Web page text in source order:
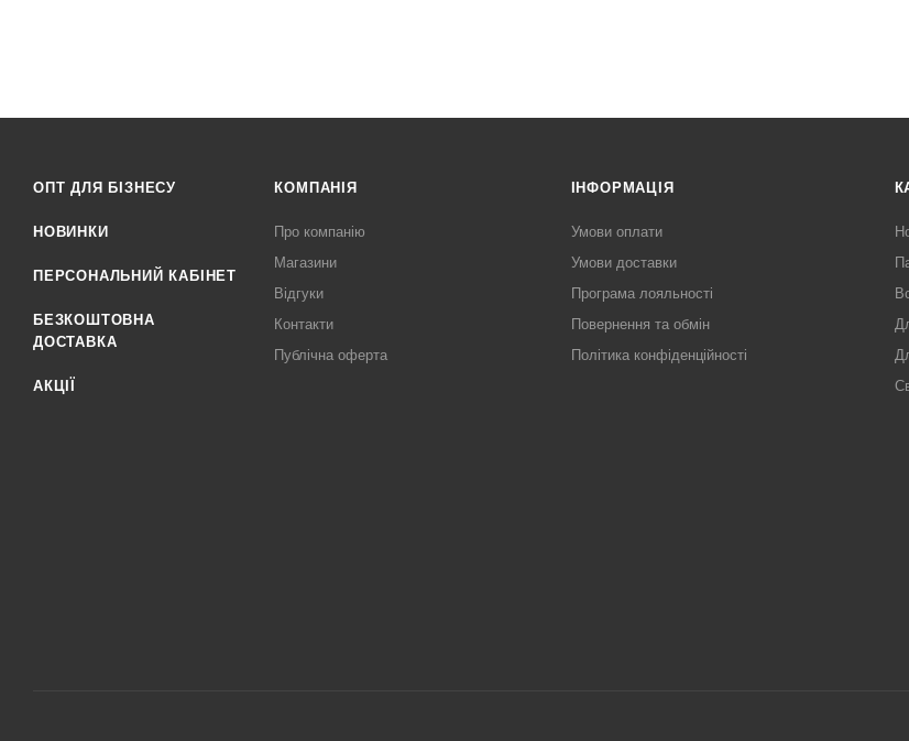
ОПТ ДЛЯ БІЗНЕСУ
НОВИНКИ
ПЕРСОНАЛЬНИЙ КАБІНЕТ
БЕЗКОШТОВНА
ДОСТАВКА
АКЦІЇ
КОМПАНІЯ
Про компанію
Магазини
Відгуки
Контакти
Публічна оферта
ІНФОРМАЦІЯ
Умови оплати
Умови доставки
Програма лояльності
Повернення та обмін
Політика конфіденційності